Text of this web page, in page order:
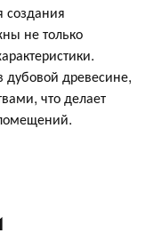
создания
не только
древесине,
что делает